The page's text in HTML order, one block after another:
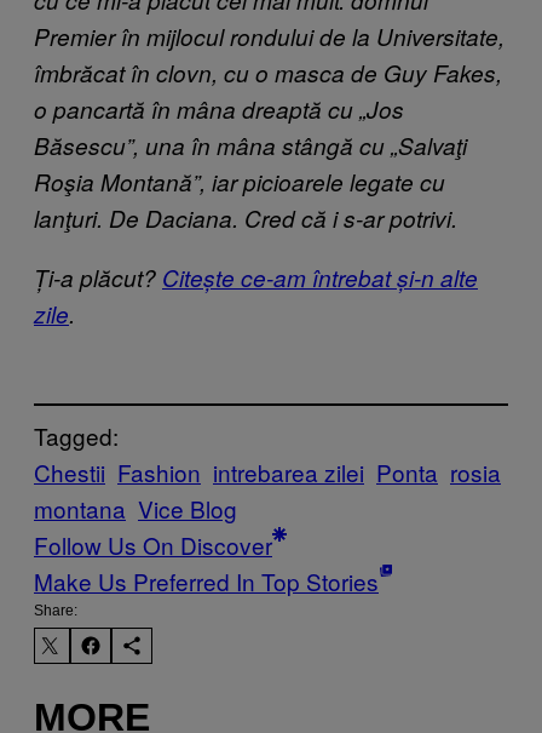
Premier în mijlocul rondului de la Universitate,
îmbrăcat în clovn, cu o masca de Guy Fakes,
o pancartă în mâna dreaptă cu „Jos
Băsescu”, una în mâna stângă cu „Salvaţi
Roşia Montană”, iar picioarele legate cu
lanţuri. De Daciana. Cred că i s-ar potrivi.
Ți-a plăcut? Citește ce-am întrebat și-n alte
zile.
Tagged:
Chestii Fashion intrebarea zilei Ponta rosia
montana Vice Blog
Follow Us On Discover
Make Us Preferred In Top Stories
Share:
MORE